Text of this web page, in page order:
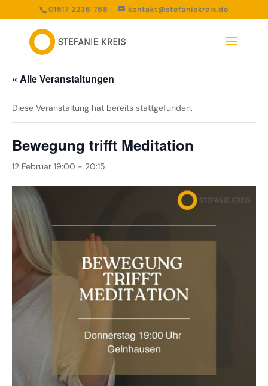
01517 2236 768 kontakt@stefaniekreis.de
« Alle Veranstaltungen
Diese Veranstaltung hat bereits stattgefunden.
Bewegung trifft Meditation
12 Februar 19:00 - 20:15